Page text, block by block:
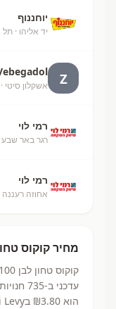
יוחננוף
יד אליהו · תל
Z אשקלון סיטי
רמי לוי
רגר באר שבע
רמי לוי
אחוזה רעננה
מחיר קוקוס טחון
קוקוס טחון לבן 100 ג
עדכני ב-735
הוא ₪3.80
בRami Levy.